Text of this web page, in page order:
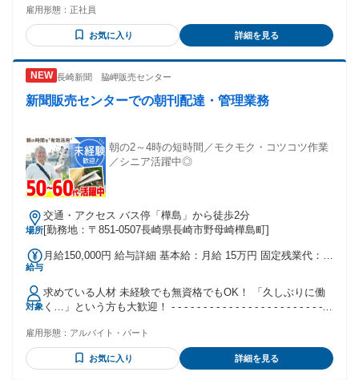
──────────────────── ■バラセメント車やローリー車
の経験者優遇！ （未経験者の方も歓迎） ■フォークリフトの
資格 ■安定して腰を据えて働きたい方 ■運転が好きな方 ＜こ
族との時間も大切にしたい方 ◇最後の転職先を考えている方
◇安定した環境で長く勤めたい方 ◇長距離運転をやめたい方
◇地場で安定して働きたい方 ◇簡単な機械操作に興味のある
雇用形態： 正社員
お気に入り 詳細を見る
長崎新聞 脇岬販売センター
新聞販売センターでの朝刊配達・管理業務
朝の2～4時の短時間／モクモク・コツコツ作業
／シニア活躍中◎
場所
交通・アクセス バス停「樺島」から徒歩2分
[勤務地：〒851-0507長崎県長崎市野母崎樺島町]
給与
月給150,000円 給与詳細 基本給：月給 15万円 固定残業代：な
当金額：なし 全員に一律で支払われるその他手当金額：なし
対象
求めている人材 未経験でも無資格でもOK！ 「久しぶりに働
く…」という方も大歓迎！ - - - - - - - - - - - - - - - - - - - - - - - -
モクと作業をするのが好きな方 ⏩ひとり作業の方が気が楽な
方 ⏩朝の空き時間を有効活用したい方 ⏩Wワークとして収入
を増やしたい方 ⏩適度に運動しながら働きたい方
雇用形態： アルバイト・パート
お気に入り 詳細を見る